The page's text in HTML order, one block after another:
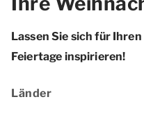
Lassen Sie sich für
Feiertage inspirieren!
Länder